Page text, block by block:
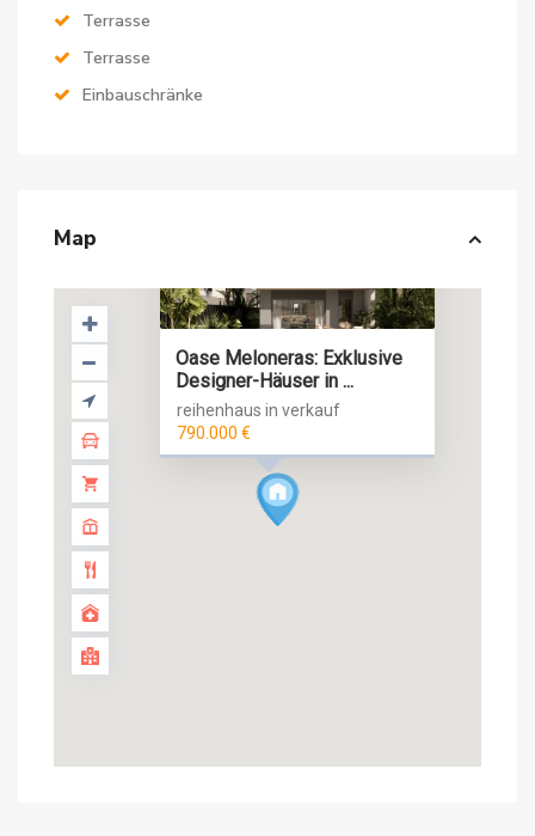
Terrasse
Terrasse
Einbauschränke
Map
Oase Meloneras: Exklusive
Designer-Häuser in ...
reihenhaus in verkauf
790.000 €